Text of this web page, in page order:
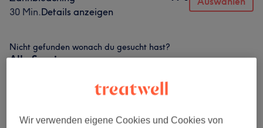
30 Min.Details anzeigen
Nicht gefunden wonach du gesucht hast?
Alle Services
Wir verwenden eigene Cookies und Cookies von